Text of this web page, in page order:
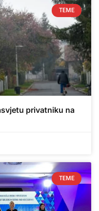
TEME
privatniku na
TEME